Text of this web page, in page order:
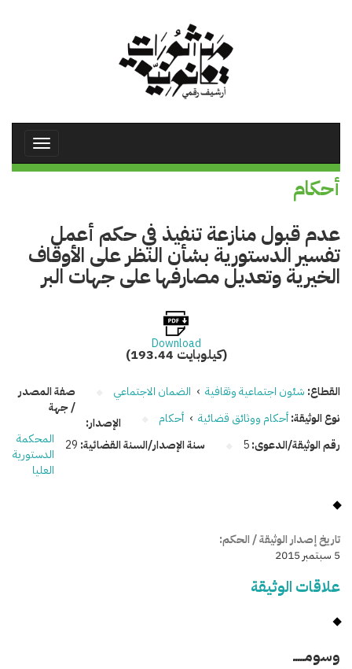
Toggle
أحكام
عدم قبول منازعة تنفيذ في حكم أعمل
تفسير الدستورية بشأن النظر على الأوقاف
الخيرية وتعديل مصارفها على جهات البر
Download
(193.44 كيلوبايت)
القطاع: شئون اجتماعية وثقافية › الضمان الاجتماعي
نوع الوثيقة:أحكام ووثائق قضائية › أحكام
رقم الوثيقة/الدعوى:5 سنة الإصدار/السنة القضائية: 29
صفة المصدر
/ جهة
الإصدار:
المحكمة
الدستورية
العليا
تاريخ إصدار الوثيقة / الحكم:
5 سبتمبر 2015
علاقات الوثيقة
وسومـــــ